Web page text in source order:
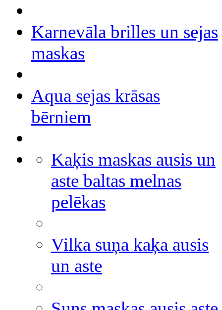
Karnevāla brilles un sejas
maskas
Aqua sejas krāsas
bērniem
Kaķis maskas ausis un
aste baltas melnas
pelēkas
Vilka suņa kaķa ausis
un aste